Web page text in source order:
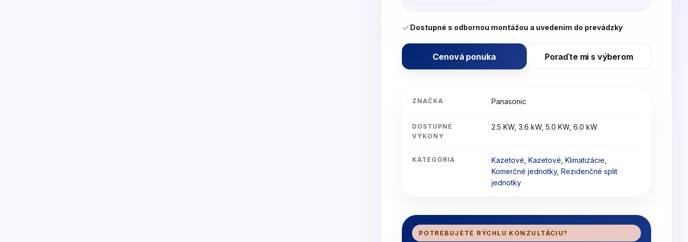
Dostupné s odbornou montážou a uvedením do prevádzky
Cenová ponuka Poraďte mi s výberom
ZNAČKA Panasonic
DOSTUPNÉ
VÝKONY
2.5 KW, 3.6 kW, 5.0 KW, 6.0 kW
KATEGÓRIA Kazetové Kazetové Klimatizácie
Komerčné jednotky, Rezidenčné split
jednotky
POTREBUJETE RÝCHLU KONZULTÁCIU?